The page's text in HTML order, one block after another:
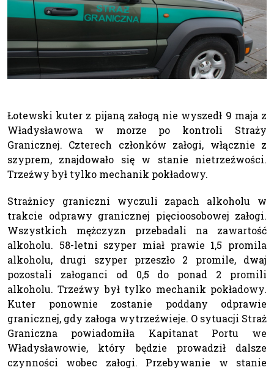
Łotewski kuter z pijaną załogą nie wyszedł 9 maja z
Władysławowa w morze po kontroli Straży
Granicznej. Czterech członków załogi, włącznie z
szyprem, znajdowało się w stanie nietrzeźwości.
Trzeźwy był tylko mechanik pokładowy.
Strażnicy graniczni wyczuli zapach alkoholu w
trakcie odprawy granicznej pięcioosobowej załogi.
Wszystkich mężczyzn przebadali na zawartość
alkoholu. 58-letni szyper miał prawie 1,5 promila
alkoholu, drugi szyper przeszło 2 promile, dwaj
pozostali załoganci od 0,5 do ponad 2 promili
alkoholu. Trzeźwy był tylko mechanik pokładowy.
Kuter ponownie zostanie poddany odprawie
granicznej, gdy załoga wytrzeźwieje. O sytuacji Straż
Graniczna powiadomiła Kapitanat Portu we
Władysławowie, który będzie prowadził dalsze
czynności wobec załogi. Przebywanie w stanie